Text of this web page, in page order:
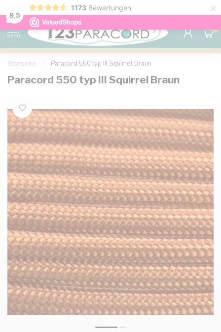
9,5
1173 Bewertungen ×
Kostenlose Lieferung nach Hause ab 150 €
MENU
0
Startseite Paracord 550 typ III Squirrel Braun
Paracord 550 typ III Squirrel Braun